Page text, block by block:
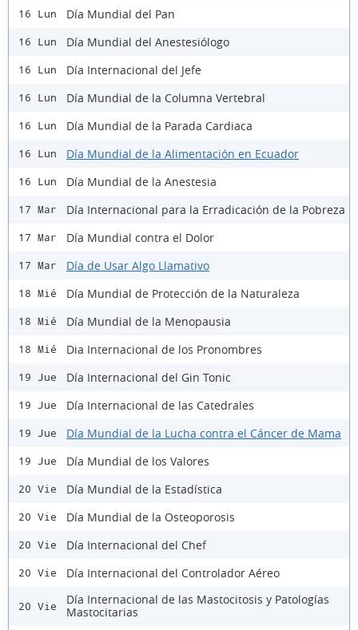
16 Lun Día Mundial del Pan
16 Lun Día Mundial del Anestesiólogo
16 Lun Día Internacional del Jefe
16 Lun Día Mundial de la Columna Vertebral
16 Lun Día Mundial de la Parada Cardiaca
16 Lun Día Mundial de la Alimentación en Ecuador
16 Lun Día Mundial de la Anestesia
17 Mar Día Internacional para la Erradicación de la Pobreza
17 Mar Día Mundial contra el Dolor
17 Mar Día de Usar Algo Llamativo
18 Mié Día Mundial de Protección de la Naturaleza
18 Mié Día Mundial de la Menopausia
18 Mié Dia Internacional de los Pronombres
19 Jue Día Internacional del Gin Tonic
19 Jue Día Internacional de las Catedrales
19 Jue Día Mundial de la Lucha contra el Cáncer de Mama
19 Jue Día Mundial de los Valores
20 Vie Día Mundial de la Estadística
20 Vie Día Mundial de la Osteoporosis
20 Vie Día Internacional del Chef
20 Vie Día Internacional del Controlador Aéreo
20 Vie
Día Internacional de las Mastocitosis y Patologías
Mastocitarias